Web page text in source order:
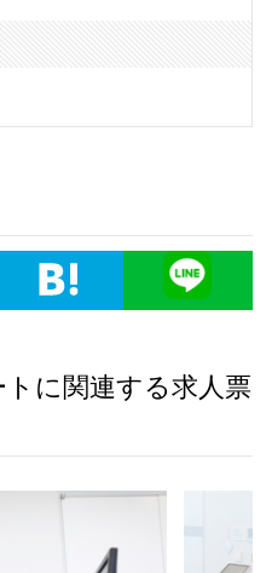
に関連する求人票